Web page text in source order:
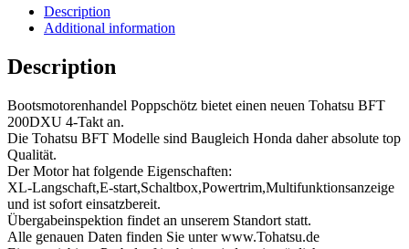
Description
Additional information
Description
Bootsmotorenhandel Poppschötz bietet einen neuen Tohatsu BFT
200DXU 4-Takt an.
Die Tohatsu BFT Modelle sind Baugleich Honda daher absolute top
Qualität.
Der Motor hat folgende Eigenschaften:
XL-Langschaft,E-start,Schaltbox,Powertrim,Multifunktionsanzeige
und ist sofort einsatzbereit.
Übergabeinspektion findet an unserem Standort statt.
Alle genauen Daten finden Sie unter www.Tohatsu.de